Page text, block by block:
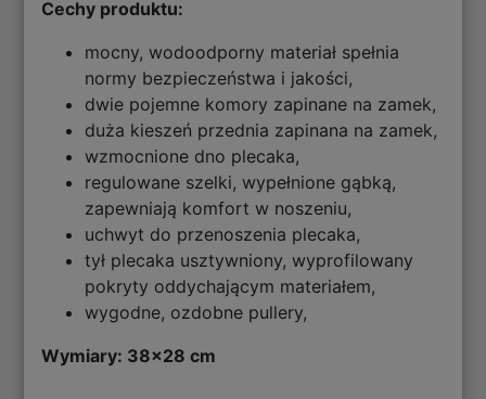
Cechy produktu:
mocny, wodoodporny materiał spełnia
normy bezpieczeństwa i jakości,
dwie pojemne komory zapinane na zamek,
duża kieszeń przednia zapinana na zamek,
wzmocnione dno plecaka,
regulowane szelki, wypełnione gąbką,
zapewniają komfort w noszeniu,
uchwyt do przenoszenia plecaka,
tył plecaka usztywniony, wyprofilowany
pokryty oddychającym materiałem,
wygodne, ozdobne pullery,
Wymiary: 38x28 cm